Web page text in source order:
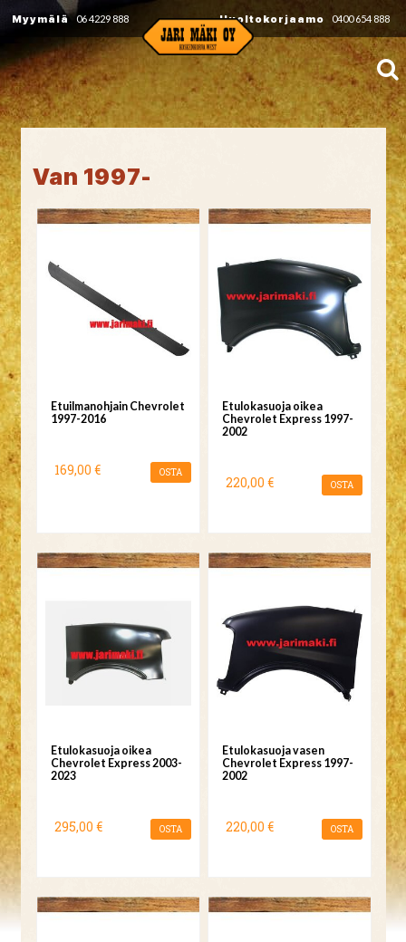
Myymälä 06 4229 888 Huoltokorjaamo 0400 654 888
Van 1997-
Etuilmanohjain Chevrolet
1997-2016
169,00 € OSTA
Etulokasuoja oikea
Chevrolet Express 1997-
2002
220,00 € OSTA
Etulokasuoja oikea
Chevrolet Express 2003-
2023
295,00 € OSTA
Etulokasuoja vasen
Chevrolet Express 1997-
2002
220,00 € OSTA